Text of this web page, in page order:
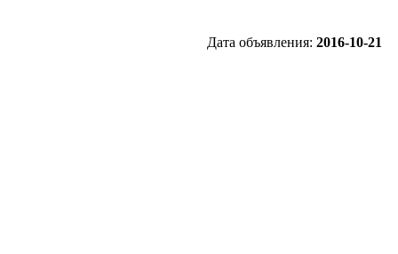
Дата объявления: 2016-10-21